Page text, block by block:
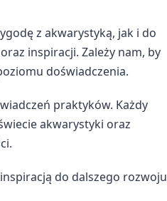
z akwarystyką, jak i do
inspiracji. Zależy nam, by
doświadczenia.
praktyków. Każdy
akwarystyki oraz
do dalszego rozwoju